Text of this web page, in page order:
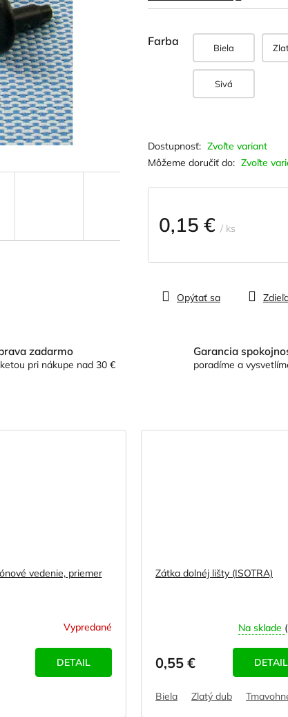
Farba Biela
Sivá
Zvoľte variant
Môžeme doručiť do: Zvoľte
0,15 € / ks
cena:
Opýtať sa
hviezdičiek.
zadarmo
pri nákupe nad 30 €
Garancia
poradíme a
vedenie, priemer
Vypredané
DETAIL
Zátka dolnéj lišty (ISOTRA)
Na sklade
0,55 € DETAIL
Biela Zlatý dub